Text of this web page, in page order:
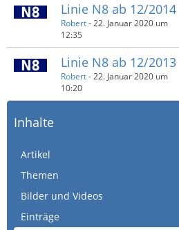
Linie N8 ab 12/2014
Robert-22. Januar 2020 um
12:35
Linie N8 ab 12/2013
Robert-22. Januar 2020 um
10:20
Inhalte
Artikel
Themen
Bilder und Videos
Einträge